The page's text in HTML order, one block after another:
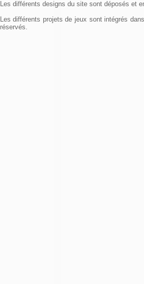
Les différents designs du site sont déposés et
Les différents projets de jeux sont intégrés
réservés.